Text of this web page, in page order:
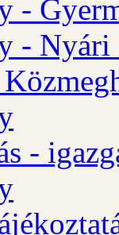
-
- Nyári
-